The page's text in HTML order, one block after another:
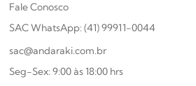
Fale Conosco
SAC WhatsApp: (41) 99911-0044
sac@andaraki.com.br
Seg-Sex: 9:00 às 18:00 hrs